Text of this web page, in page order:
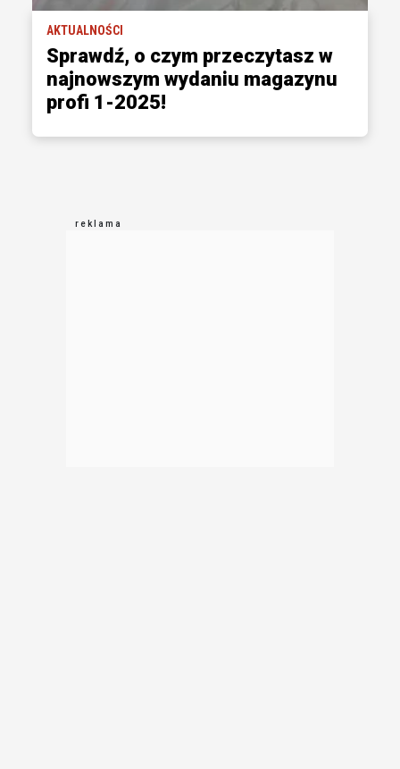
AKTUALNOŚCI
Sprawdź, o czym przeczytasz w
najnowszym wydaniu magazynu
profi 1-2025!